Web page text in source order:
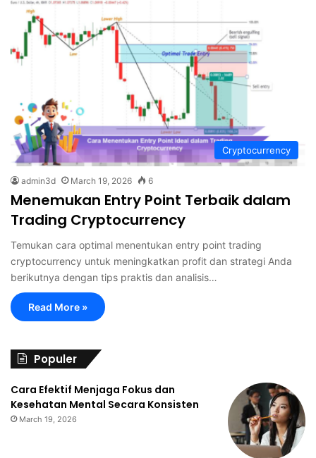
Cryptocurrency
admin3d March 19, 2026 6
Menemukan Entry Point Terbaik dalam
Trading Cryptocurrency
Temukan cara optimal menentukan entry point trading
cryptocurrency untuk meningkatkan profit dan strategi Anda
berikutnya dengan tips praktis dan analisis…
Read More »
Populer
Cara Efektif Menjaga Fokus dan
Kesehatan Mental Secara Konsisten
March 19, 2026